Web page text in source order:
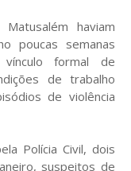
haviam
poucas semanas
formal de
de trabalho
de violência
Polícia Civil, dois
suspeitos de